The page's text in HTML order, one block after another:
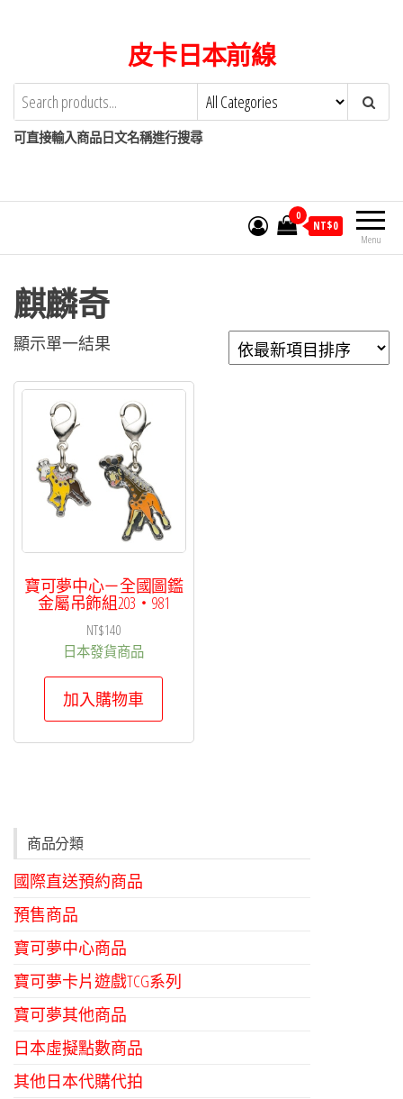
content
皮卡日本前線
可直接輸入商品日文名稱進行搜尋
Menu
0
NT$0
麒麟奇
顯示單一結果
寶可夢中心－全國圖鑑
金屬吊飾組203・981
NT$140
日本發貨商品
加入購物車
商品分類
國際直送預約商品
預售商品
寶可夢中心商品
寶可夢卡片遊戲TCG系列
寶可夢其他商品
日本虛擬點數商品
其他日本代購代拍